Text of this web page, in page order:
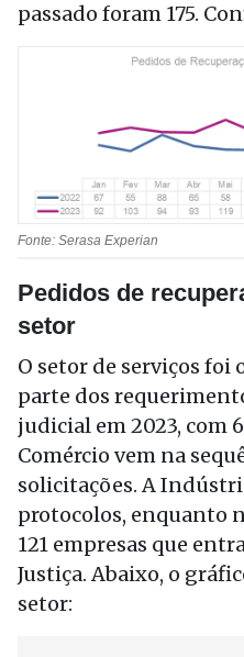
passado foram 175.
Fonte: Serasa Experian
Pedidos de
setor
O setor de serviços foi
parte dos
judicial em 2023, com
Comércio vem na
solicitações. A
protocolos, enquanto
121 empresas que
Justiça. Abaixo, o
setor: